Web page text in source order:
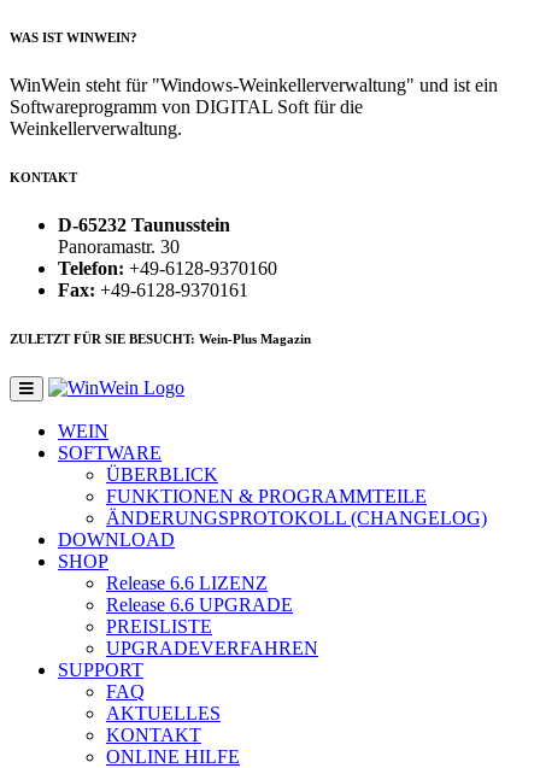
WAS IST WINWEIN?
WinWein steht für "Windows-Weinkellerverwaltung" und ist ein
Softwareprogramm von DIGITAL Soft für die
Weinkellerverwaltung.
KONTAKT
D-65232 Taunusstein
Panoramastr. 30
Telefon: +49-6128-9370160
Fax: +49-6128-9370161
ZULETZT FÜR SIE BESUCHT: Wein-Plus Magazin
WEIN
SOFTWARE
ÜBERBLICK
FUNKTIONEN & PROGRAMMTEILE
ÄNDERUNGSPROTOKOLL (CHANGELOG)
DOWNLOAD
SHOP
Release 6.6 LIZENZ
Release 6.6 UPGRADE
PREISLISTE
UPGRADEVERFAHREN
SUPPORT
FAQ
AKTUELLES
KONTAKT
ONLINE HILFE